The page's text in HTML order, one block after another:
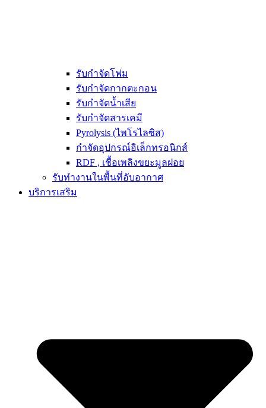
รับกำจัดโฟม
รับกำจัดกากตะกอน
รับกำจัดน้ำเสีย
รับกำจัดสารเคมี
Pyrolysis (ไพโรไลซิส)
กำจัดอุปกรณ์อิเล็กทรอนิกส์
RDF , เชื้อเพลิงขยะมูลฝอย
รับทำงานในพื้นที่อับอากาศ
บริการเสริม